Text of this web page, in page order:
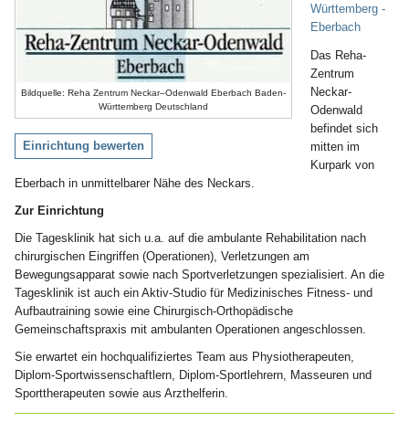
Bildquelle: Reha Zentrum Neckar–Odenwald Eberbach Baden-
Württemberg Deutschland
Einrichtung bewerten
Württemberg -
Eberbach
Das Reha-
Zentrum
Neckar-
Odenwald
befindet sich
mitten im
Kurpark von
Eberbach in unmittelbarer Nähe des Neckars.
Zur Einrichtung
Die Tagesklinik hat sich u.a. auf die ambulante Rehabilitation nach
chirurgischen Eingriffen (Operationen), Verletzungen am
Bewegungsapparat sowie nach Sportverletzungen spezialisiert. An die
Tagesklinik ist auch ein Aktiv-Studio für Medizinisches Fitness- und
Aufbautraining sowie eine Chirurgisch-Orthopädische
Gemeinschaftspraxis mit ambulanten Operationen angeschlossen.
Sie erwartet ein hochqualifiziertes Team aus Physiotherapeuten,
Diplom-Sportwissenschaftlern, Diplom-Sportlehrern, Masseuren und
Sporttherapeuten sowie aus Arzthelferin.